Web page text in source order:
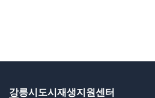
강릉시도시재생지원센터